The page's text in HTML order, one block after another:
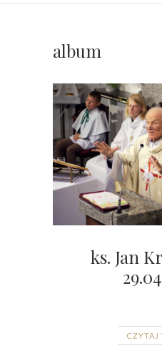
album
ks. Jan
CZYTAJ